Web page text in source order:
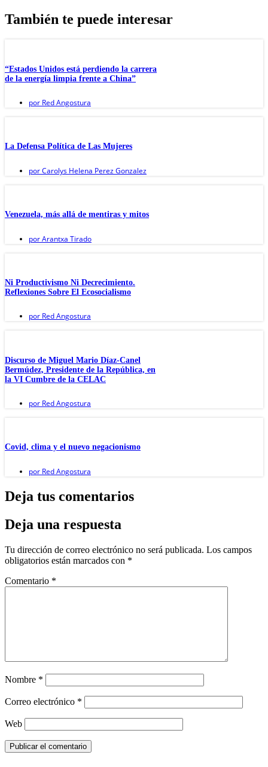
También te puede interesar
“Estados Unidos está perdiendo la carrera
de la energía limpia frente a China”
por Red Angostura
La Defensa Política de Las Mujeres
porCarolys Helena Perez Gonzalez
Venezuela, más allá de mentiras y mitos
porArantxa Tirado
Ni Productivismo Ni Decrecimiento.
Reflexiones Sobre El Ecosocialismo
por Red Angostura
Discurso de Miguel Mario Díaz-Canel
Bermúdez, Presidente de la República, en
la VI Cumbre de la CELAC
por Red Angostura
Covid, clima y el nuevo negacionismo
por Red Angostura
Deja tus comentarios
Deja una respuesta
Tu dirección de correo electrónico no será publicada. Los campos
obligatorios están marcados con *
Comentario *
Nombre *
Correo electrónico *
Web